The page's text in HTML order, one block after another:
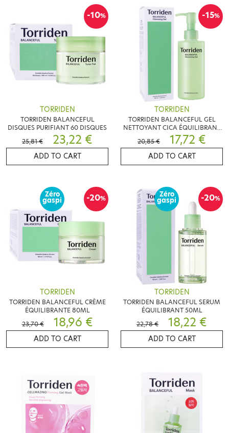
-10%
TORRIDEN
TORRIDEN BALANCEFUL
DISQUES PURIFIANT 60 DISQUES
25,81 €
23,22 €
ADD TO CART
-15%
TORRIDEN
TORRIDEN BALANCEFUL GEL
NETTOYANT CICA ÉQUILIBRANT
200ML
20,85 € 17,72 €
ADD TO CART
-20%
Zéro
gaspi
TORRIDEN
TORRIDEN BALANCEFUL CRÈME
ÉQUILIBRANTE 80ML
23,70 €
18,96 €
ADD TO CART
-20%
Zéro
gaspi
TORRIDEN
TORRIDEN BALANCEFUL SERUM
ÉQUILIBRANT 50ML
22,78 €
18,22 €
ADD TO CART